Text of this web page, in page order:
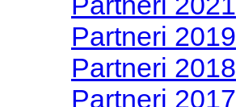
Partneri 2019
Partneri 2018
Partneri 2017